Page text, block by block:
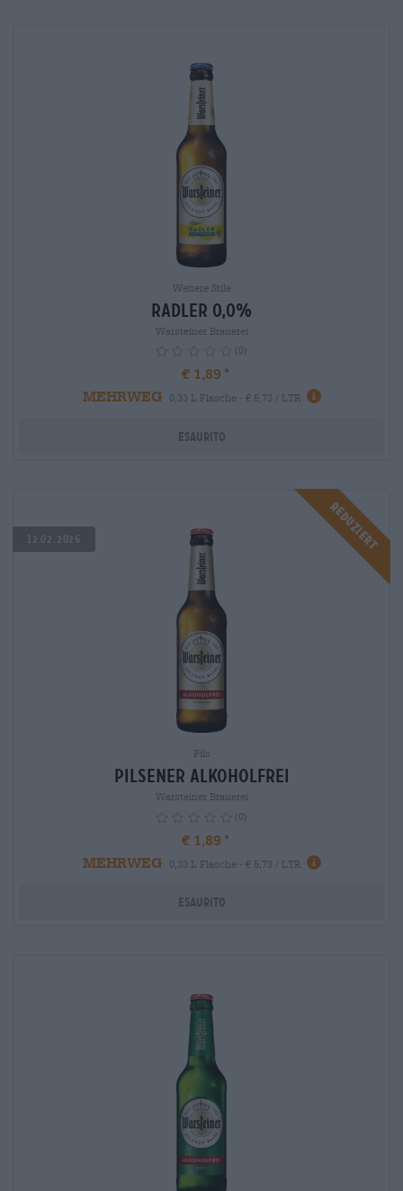
Weitere Stile
Radler 0,0%
Warsteiner Brauerei
(0)
€ 1,89
MEHRWEG
0,33 L Flasche - € 5,73 / LTR info
Esaurito
Reduziert
12.02.2026
Pils
Pilsener Alkoholfrei
Warsteiner Brauerei
(0)
€ 1,89
MEHRWEG
0,33 L Flasche - € 5,73 / LTR info
Esaurito